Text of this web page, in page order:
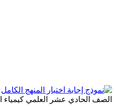
الصف الحادي عشر العلمي كيمياء